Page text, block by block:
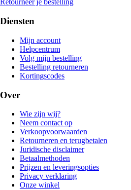
Retourneer je bestelling
Diensten
Mijn account
Helpcentrum
Volg mijn bestelling
Bestelling retourneren
Kortingscodes
Over
Wie zijn wij?
Neem contact op
Verkoopvoorwaarden
Retourneren en terugbetalen
Juridische disclaimer
Betaalmethoden
Prijzen en leveringsopties
Privacy verklaring
Onze winkel